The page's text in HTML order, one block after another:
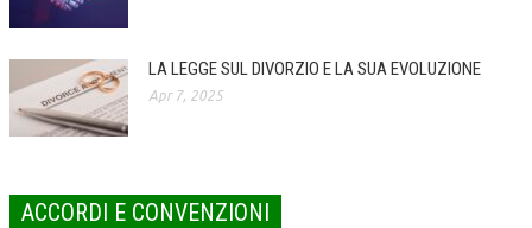
INTERNAZIONALIZZAZIONE
HUMAN RESOURCES
MARKETING
LA LEGGE SUL DIVORZIO E LA SUA EVOLUZIONE
Apr 7, 2025
ACCORDI E CONVENZIONI